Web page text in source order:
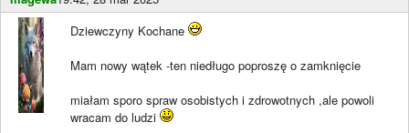
Dziewczyny Kochane
Mam nowy wątek -ten niedługo poproszę o zamknięcie
miałam sporo spraw osobistych i zdrowotnych ,ale powoli
wracam do ludzi